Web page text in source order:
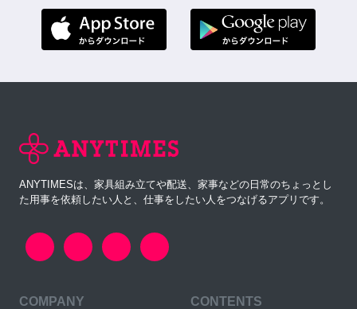
ANYTIMESは、家具組み立てや配送、家事などの日常のちょっとし
た用事を依頼したい人と、仕事をしたい人をつなげるアプリです。
COMPANY CONTENTS